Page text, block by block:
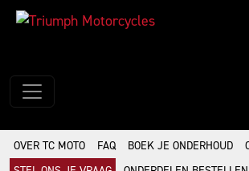
OVER TC MOTO FAQ BOEK JE ONDERHOUD